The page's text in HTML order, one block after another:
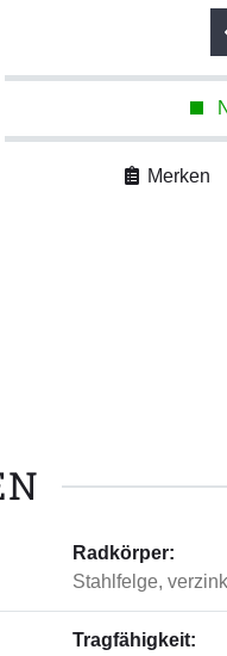
Merken
Radkörper:
Stahlfelge,
Tragfähigkeit: